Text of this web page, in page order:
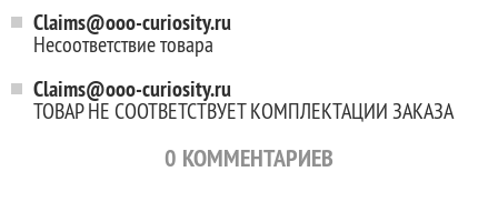
Claims@ooo-curiosity.ru
Несоответствие товара
Claims@ooo-curiosity.ru
ТОВАР НЕ СООТВЕТСТВУЕТ КОМПЛЕКТАЦИИ ЗАКАЗА
0 КОММЕНТАРИЕВ